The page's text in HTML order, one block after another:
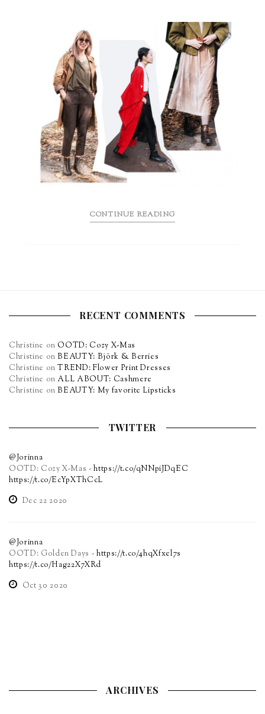
CONTINUE READING
RECENT COMMENTS
Christine on OOTD: Cozy X-Mas
Christine onBEAUTY: Björk & Berries
Christine onTREND: Flower Print Dresses
Christine on ALL ABOUT: Cashmere
Christine onBEAUTY: My favorite Lipsticks
TWITTER
@Jorinna
OOTD: Cozy X-Mas -https://t.co/qNNpiJDqEC
https://t.co/EcYpXThCcL
Dec 22 2020
@Jorinna
OOTD: Golden Days - https://t.co/4hqXfxel7s
https://t.co/Hag22X7XRd
Oct 30 2020
ARCHIVES